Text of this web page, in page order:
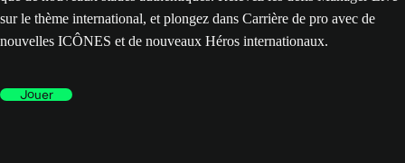
sur le thème international, et plongez dans Carrière de pro avec de
nouvelles ICÔNES et de nouveaux Héros internationaux.
Jouer